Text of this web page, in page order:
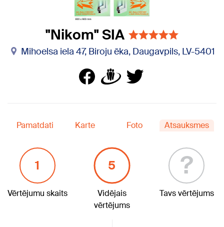
"Nikom" SIA
Mihoelsa iela 47, Biroju ēka, Daugavpils, LV-5401
Pamatdati Karte Foto Atsauksmes
1
Vērtējumu skaits
5
Vidējais
vērtējums
?
Tavs vērtējums